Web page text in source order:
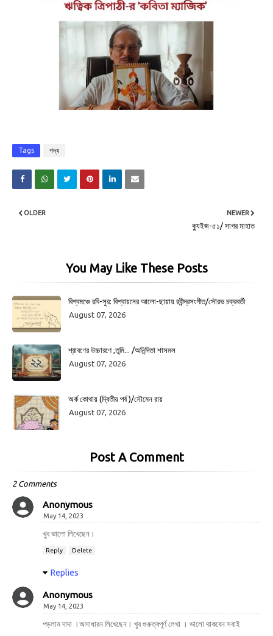
Tags গদ্য
NEWER
ক্যুইজ-৫১/ সাগর মাহাত
OLDER
You May Like These Posts
বিশ্বমঞ্চে রবি-সুর: বিশ্বায়নের আলো-ছায়ায় রবীন্দ্রসংগীত/সৌরভ চক্রবর্তী
August 07, 2026
শ্রাবণের উচ্চারণে ,তুমি... /অনিন্দিতা শাসমল
August 07, 2026
অর্ক কোথায় (দ্বিতীয় পর্ব )/সৌমেন রায়
August 07, 2026
Post A Comment
2 Comments
Anonymous
May 14, 2023
খুব ভালো লিখেছেন।
Reply Delete
Replies
Anonymous
May 14, 2023
পড়লাম দাদা ।‌‌অসাধারন লিখেছেন। খুব গুরুত্বপূর্ণ লেখা । ভালো থাকবেন সবাই